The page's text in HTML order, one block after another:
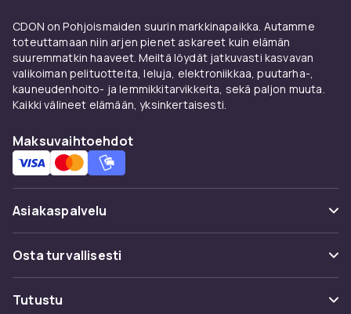
CDON on Pohjoismaiden suurin markkinapaikka. Autamme
toteuttamaan niin arjen pienet askareet kuin elämän
suuremmatkin haaveet. Meiltä löydät jatkuvasti kasvavan
valikoiman pelituotteita, leluja, elektroniikkaa, puutarha-,
kauneudenhoito- ja lemmikkitarvikkeita, sekä paljon muuta.
Kaikki välineet elämään, yksinkertaisesti.
Maksuvaihtoehdot
Asiakaspalvelu
Usein kysyttyä (UKK)
Seuraa pakettia
Osta turvallisesti
Maksuvaihtoehdot
Tutustu